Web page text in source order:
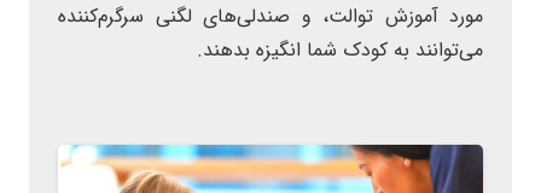
مورد آموزش توالت، و صندلی‌های لگنی سرگرم‌کننده
می‌توانند به کودک شما انگیزه بدهند.